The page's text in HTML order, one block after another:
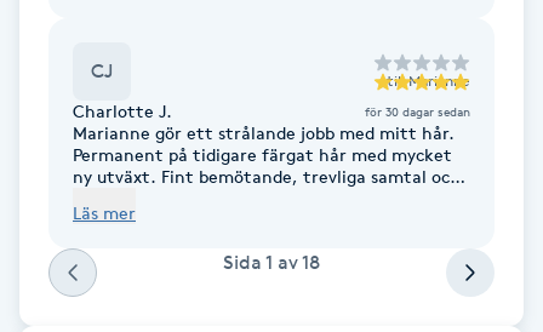
Fettreducering
Fibromassage
Fotmassage
CJ till Marianne
Charlotte J. för 30 dagar sedan
Marianne gör ett strålande jobb med mitt hår.
Permanent på tidigare färgat hår med mycket
ny utväxt. Fint bemötande, trevliga samtal och
fler.
Läs mer
Sida 1 av18